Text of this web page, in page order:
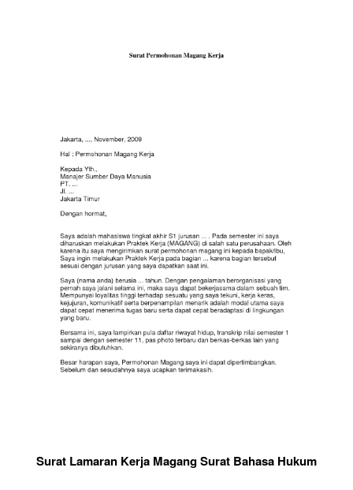
Surat Lamaran Kerja Magang Surat Bahasa Hukum